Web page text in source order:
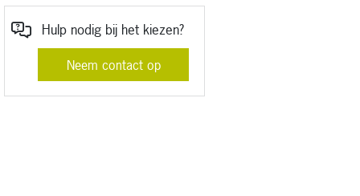
Hulp nodig bij het kiezen?
Neem contact op